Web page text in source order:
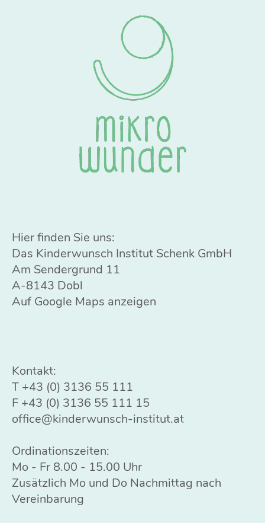
Hier finden Sie uns:
Das Kinderwunsch Institut Schenk GmbH
Am Sendergrund 11
A-8143 Dobl
Auf Google Maps anzeigen
Kontakt:
T +43 (0) 3136 55 111
F +43 (0) 3136 55 111 15
office@kinderwunsch-institut.at
Ordinationszeiten:
Mo - Fr 8.00 - 15.00 Uhr
Zusätzlich Mo und Do Nachmittag nach
Vereinbarung